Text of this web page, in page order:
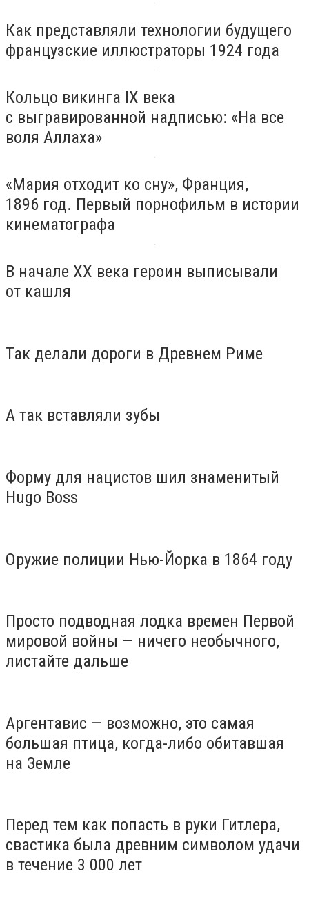
Как представляли технологии будущего
французские иллюстраторы 1924 года
Кольцо викинга IX века
с выгравированной надписью: «На все
воля Аллаха»
«Мария отходит ко сну», Франция,
1896 год. Первый порнофильм в истории
кинематографа
В начале ХХ века героин выписывали
от кашля
Так делали дороги в Древнем Риме
А так вставляли зубы
Форму для нацистов шил знаменитый
Hugo Boss
Оружие полиции Нью-Йорка в 1864 году
Просто подводная лодка времен Первой
мировой войны — ничего необычного,
листайте дальше
Аргентавис — возможно, это самая
большая птица, когда-либо обитавшая
на Земле
Перед тем как попасть в руки Гитлера,
свастика была древним символом удачи
в течение 3 000 лет